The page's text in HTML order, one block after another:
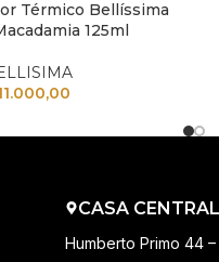
Térmico Bellíssima
125ml
CASA CENTRAL
Humberto Primo 44